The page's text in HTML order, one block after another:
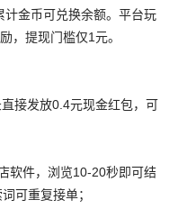
金币可兑换余额。平台玩
，提现门槛仅1元。
接发放0.4元现金红包，可
软件，浏览10-20秒即可结
可重复接单；